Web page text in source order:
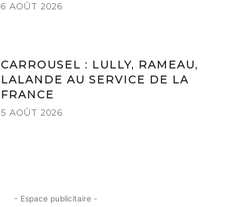
6 AOÛT 2026
CARROUSEL : LULLY, RAMEAU,
LALANDE AU SERVICE DE LA
FRANCE
5 AOÛT 2026
- Espace publicitaire -